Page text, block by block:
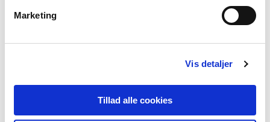
Marketing
Vis detaljer
Tillad alle cookies
Erik Brandt Hans Zachariassen